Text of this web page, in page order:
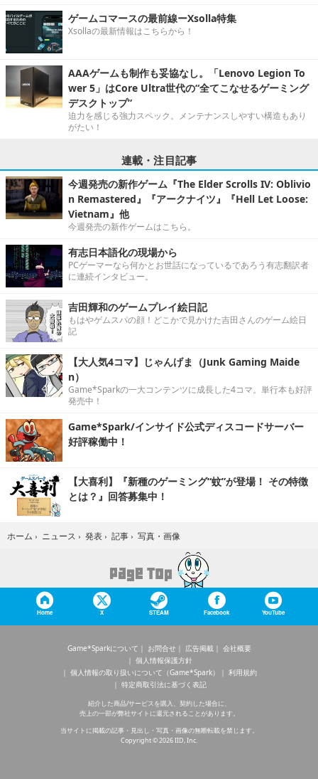
ゲームコマースの最前線ーXsolla特集
Xsollaの最新情報はこちらから！
AAAゲームも制作も妥協なし。「Lenovo Legion To
wer 5」はCore Ultra世代の“全てこなせるゲーミング
デスクトップ”
迫力を感じる強力スペック。メンテナンスしやすい構造もあり
がたい！
連載・注目記事
今週発売の新作ゲーム『The Elder Scrolls IV: Oblivio
n Remastered』『アークナイツ』『Hell Let Loose:
Vietnam』他
今週発売の新作ゲームはこちら。
有志日本語化の現場から
PCゲーマーなら何かとお世話になっているであろう有志翻訳者
に連続インタビュー。
吉田輝和のゲームプレイ絵日記
もはやゲムスパの顔！どこかで見かけた吉田さんのゲーム絵日
記
【大人気4コマ】じゃんげま（Junk Gaming Maide
n）
Game*Sparkの一大コンテンツに成長した4コマ。単行本も好評
発売中！
Game*Spark/インサイド公式ディスコードサーバー
好評稼働中！
【大喜利】『新種のゲーミング“蚊”が登場！ その特徴
とは？』回答募集中！
ホーム › ニュース › 発表 › 記事 › 写真・画像
Home X STEAM Facebook YouTube
Game*Sparkについて お問合せ 広告掲載
会社概要
個人情報保護方針
個人情報の取り扱いについて（Game*Spark）
利用規約
特定商取引法に基づく表記
紹介した商品/サービスを購入、契約した場合に、
売上の一部が弊社サイトに還元されることがあります。
当サイトに掲載の記事・見出し・写真・画像の無断転載を禁じます。
Copyright © 2026 IID, Inc.